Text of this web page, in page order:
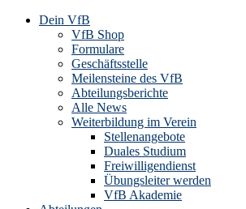
Dein VfB
VfB Shop
Formulare
Geschäftsstelle
Meilensteine des VfB
Abteilungsberichte
Alle News
Weiterbildung im Verein
Stellenangebote
Duales Studium
Freiwilligendienst
Übungsleiter werden
VfB Akademie